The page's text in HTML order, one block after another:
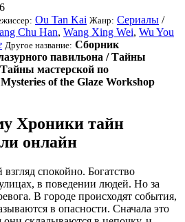
Ou Tan Kai Жанр: Сериалы /
Chu Han, Wang Xing Wei, Wu You
Другое название: Сборник
павильона / Тайны
мастерской по
of the Glaze Workshop
Хроники тайн
онлайн
спокойно. Богатство
в поведении людей. Но за
В городе происходят события,
в опасности. Сначала это